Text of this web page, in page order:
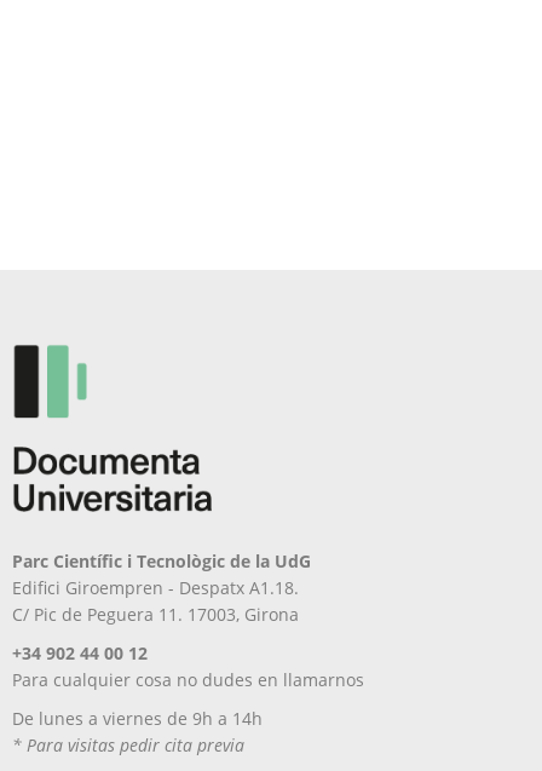
Parc Científic i Tecnològic de la UdG
Edifici Giroempren - Despatx A1.18.
C/ Pic de Peguera 11. 17003, Girona
+34 902 44 00 12
Para cualquier cosa no dudes en llamarnos
De lunes a viernes de 9h a 14h
* Para visitas pedir cita previa